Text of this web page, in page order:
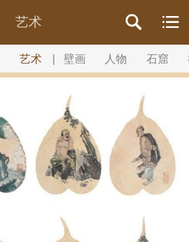
艺术
艺术 | 壁画 人物 石窟